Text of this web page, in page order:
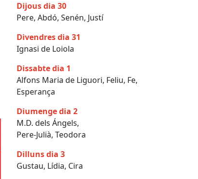
Dijous dia 30
Pere, Abdó, Senén, Justí
Divendres dia 31
Ignasi de Loiola
Dissabte dia 1
Alfons Maria de Liguori, Feliu, Fe,
Esperança
Diumenge dia 2
M.D. dels Ángels,
Pere-Julià, Teodora
Dilluns dia 3
Gustau, Lídia, Cira